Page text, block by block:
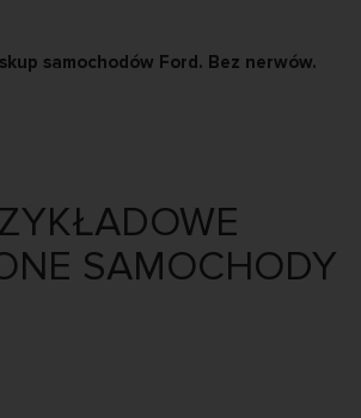
samochodów Ford. Bez nerwów.
SAMOCHODY